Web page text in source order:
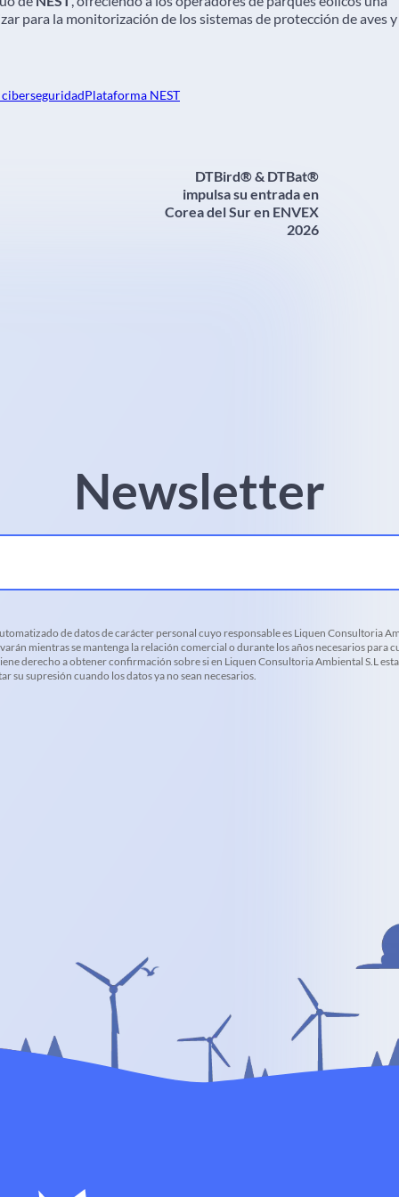
para la monitorización de los sistemas de protección de aves y
Plataforma NEST
DTBird® & DTBat®
impulsa su entrada en
Corea del Sur en ENVEX
2026
Newsletter
de datos de carácter personal cuyo responsable es Liquen Consultoria
mientras se mantenga la relación comercial o durante los años necesarios para
derecho a obtener confirmación sobre si en Liquen Consultoria Ambiental S.L
su supresión cuando los datos ya no sean necesarios.